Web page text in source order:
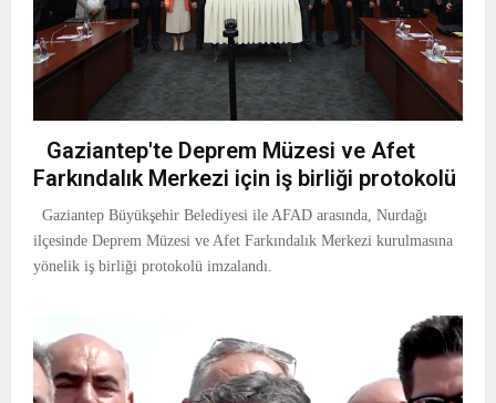
Gaziantep'te Deprem Müzesi ve Afet
Farkındalık Merkezi için iş birliği protokolü
Gaziantep Büyükşehir Belediyesi ile AFAD arasında, Nurdağı
ilçesinde Deprem Müzesi ve Afet Farkındalık Merkezi kurulmasına
yönelik iş birliği protokolü imzalandı.